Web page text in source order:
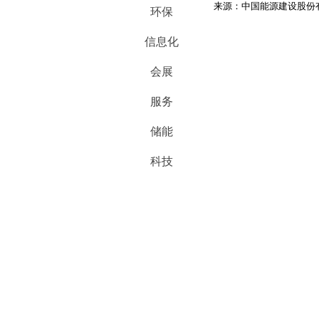
环保
信息化
会展
服务
储能
科技
来源：中国能源建设股份